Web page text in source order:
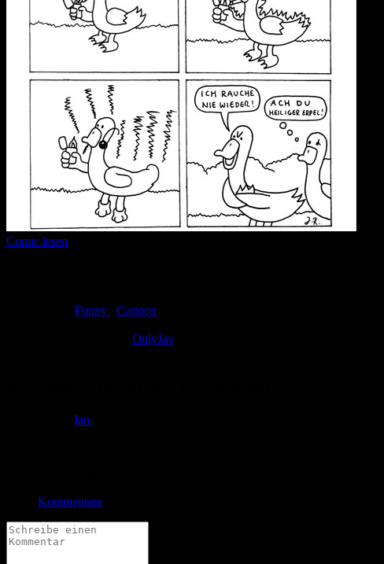
Comic lesen
Funny
Cartoon
OnlyJay
Jan-
Kommentare